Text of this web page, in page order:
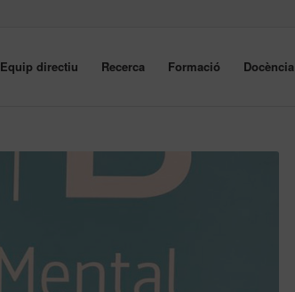
Equip directiu Recerca Formació Docència